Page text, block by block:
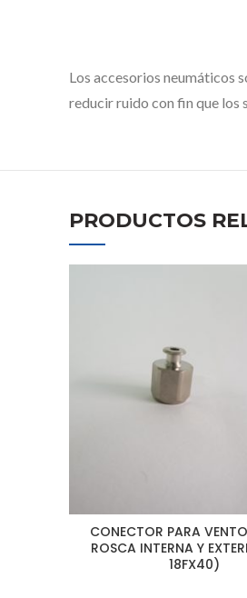
Los accesorios neumáticos
reducir ruido con fin que los
PRODUCTOS
CONECTOR PARA
ROSCA INTERNA Y
18FX40)